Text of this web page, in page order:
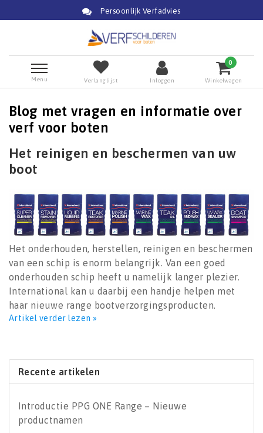
Persoonlijk Verfadvies
Menu Verlanglijst Inloggen
0
Winkelwagen
Blog met vragen en informatie over
verf voor boten
Het reinigen en beschermen van uw
boot
Het onderhouden, herstellen, reinigen en beschermen
van een schip is enorm belangrijk. Van een goed
onderhouden schip heeft u namelijk langer plezier.
International kan u daarbij een handje helpen met
haar nieuwe range bootverzorgingsproducten.
Artikel verder lezen »
Recente artikelen
Introductie PPG ONE Range – Nieuwe
productnamen